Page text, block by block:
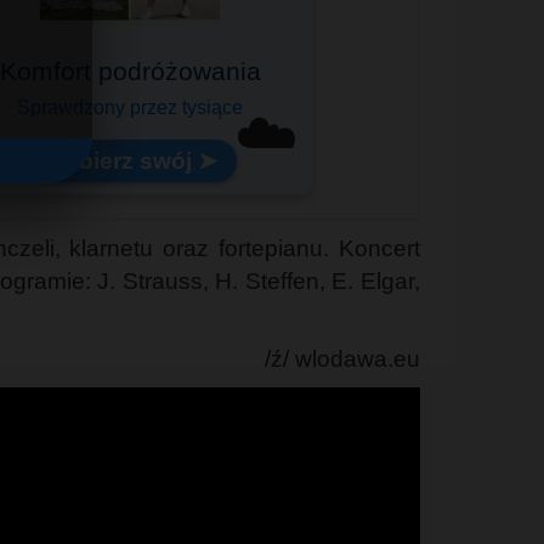
☁️
Komfort podróżowania
Sprawdzony przez tysiące
Wybierz swój ➤
klarnetu oraz fortepianu. Koncert
J. Strauss, H. Steffen, E. Elgar,
/ź/ wlodawa.eu